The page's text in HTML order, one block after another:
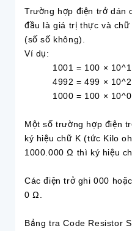
Trường hợp điện trở dán
đầu là giá trị thực và
(số số không).
Ví dụ:
1001 = 100 × 10^1
4992 = 499 × 10^2
1000 = 100 × 10^0
Một số trường hợp điện
ký hiệu chữ K (tức Kilo
1000.000 Ω thì ký hiệu
Các điện trở ghi 000
0 Ω.
Bảng tra Code Resistor